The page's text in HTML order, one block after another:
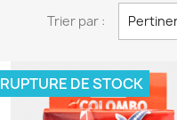
Trier par :
RUPTURE DE STOCK